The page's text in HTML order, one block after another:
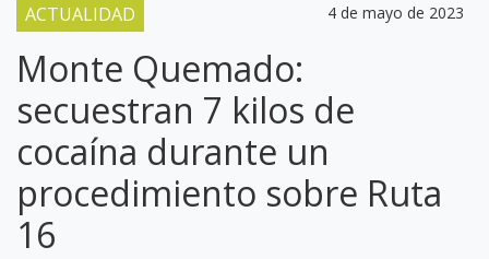
ACTUALIDAD 4 de mayo de 2023
Monte Quemado:
secuestran 7 kilos de
cocaína durante un
procedimiento sobre Ruta
16